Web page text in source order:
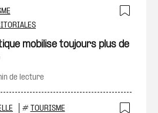
mobilise toujours plus de
de lecture
# TOURISME